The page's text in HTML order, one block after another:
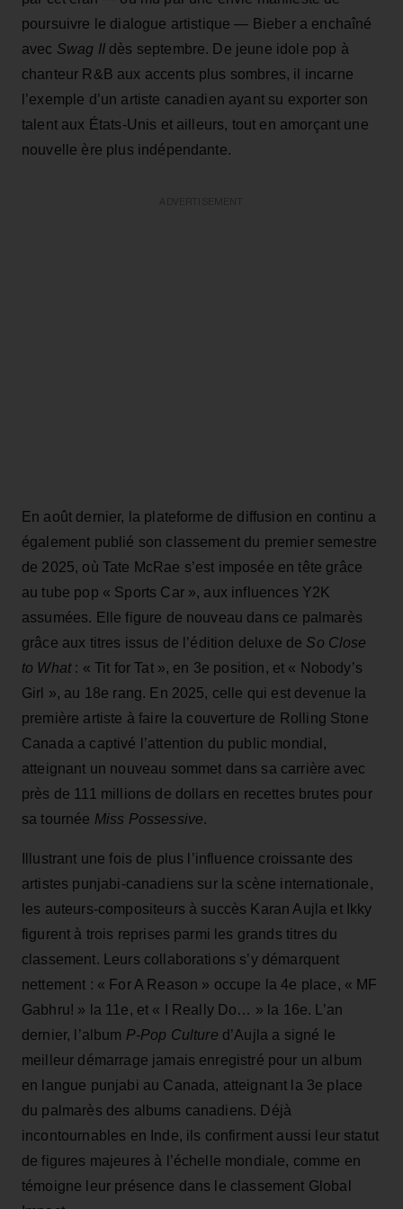
poursuivre le dialogue artistique — Bieber a enchaîné
avec Swag IIdès septembre. De jeune idole pop à
chanteur R&B aux accents plus sombres, il incarne
l’exemple d’un artiste canadien ayant su exporter son
talent aux États-Unis et ailleurs, tout en amorçant une
nouvelle ère plus indépendante.
En août dernier, la plateforme de diffusion en continu a
également publié son classement du premier semestre
de 2025, où Tate McRae s’est imposée en tête grâce
au tube pop « Sports Car », aux influences Y2K
assumées. Elle figure de nouveau dans ce palmarès
grâce aux titres issus de l’édition deluxe de So Close
to What: « Tit for Tat », en 3e position, et « Nobody’s
Girl », au 18e rang. En 2025, celle qui est devenue la
première artiste à faire la couverture de Rolling Stone
Canada a captivé l’attention du public mondial,
atteignant un nouveau sommet dans sa carrière avec
près de 111 millions de dollars en recettes brutes pour
sa tournée Miss Possessive.
Illustrant une fois de plus l’influence croissante des
artistes punjabi-canadiens sur la scène internationale,
les auteurs-compositeurs à succès Karan Aujla et Ikky
figurent à trois reprises parmi les grands titres du
classement. Leurs collaborations s’y démarquent
nettement : « For A Reason » occupe la 4e place, « MF
Gabhru! » la 11e, et « I Really Do… » la 16e. L’an
dernier, l’album P-Pop Culture d’Aujla a signé le
meilleur démarrage jamais enregistré pour un album
en langue punjabi au Canada, atteignant la 3e place
du palmarès des albums canadiens. Déjà
incontournables en Inde, ils confirment aussi leur statut
de figures majeures à l’échelle mondiale, comme en
témoigne leur présence dans le classement Global